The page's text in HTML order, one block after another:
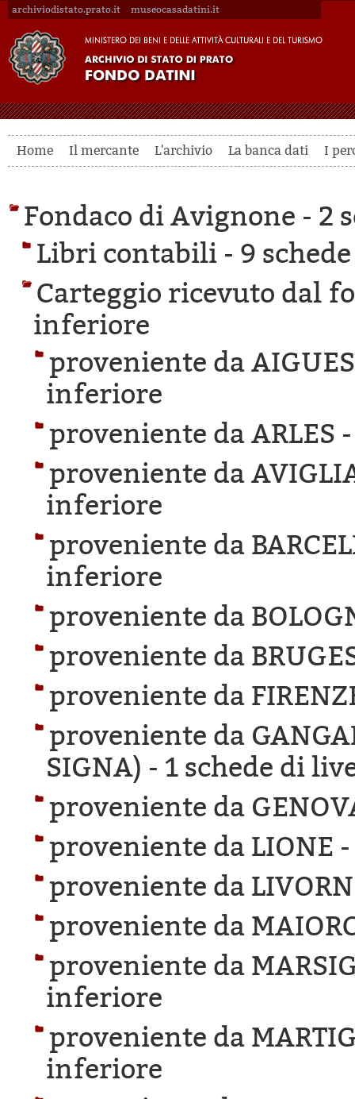
archiviodistato.prato.it museocasadatini.it
Home Il mercante L'archivio La banca dati I
Fondaco di Avignone - 2
Libri contabili - 9
Carteggio ricevuto dal
inferiore
proveniente da
inferiore
proveniente da ARLES
proveniente da
inferiore
proveniente da
inferiore
proveniente da
proveniente da
proveniente da
proveniente da
SIGNA) - 1 schede di
proveniente da
proveniente da LIONE
proveniente da
proveniente da
proveniente da
inferiore
proveniente da
inferiore